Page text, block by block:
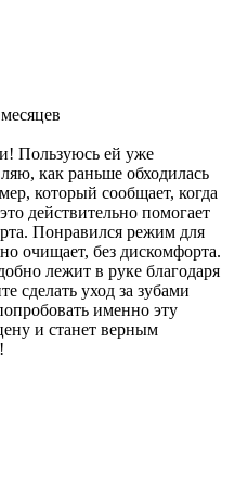
Пользуюсь ей уже
как раньше обходилась
который сообщает, когда
действительно помогает
Понравился режим для
очищает, без дискомфорта.
лежит в руке благодаря
сделать уход за зубами
именно эту
и станет верным